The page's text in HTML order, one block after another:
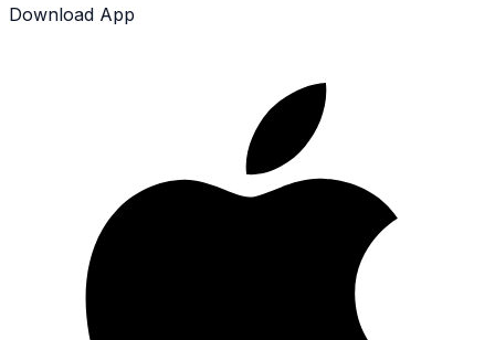
Download App